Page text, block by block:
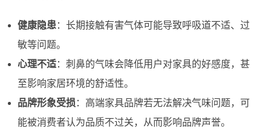
健康隐患 ：长期接触有害气体可能导致呼吸道不适、过
敏等问题。
心理不适：刺鼻的气味会降低用户对家具的好感度，甚
至影响家居环境的舒适性。
品牌形象受损 ：高端家具品牌若无法解决气味问题，可
能被消费者认为品质不过关，从而影响品牌声誉。